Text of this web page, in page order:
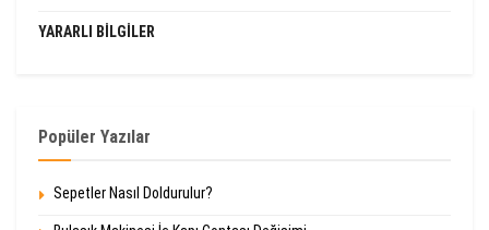
YARARLI BILGILER
Popüler Yazılar
Sepetler Nasıl Doldurulur?